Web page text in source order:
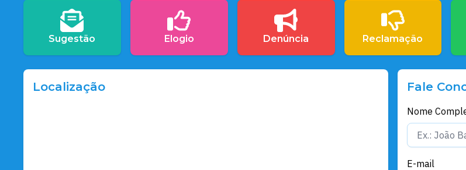
Sugestão Elogio Denúncia Reclamação
Localização Fale
Nome
E-mail